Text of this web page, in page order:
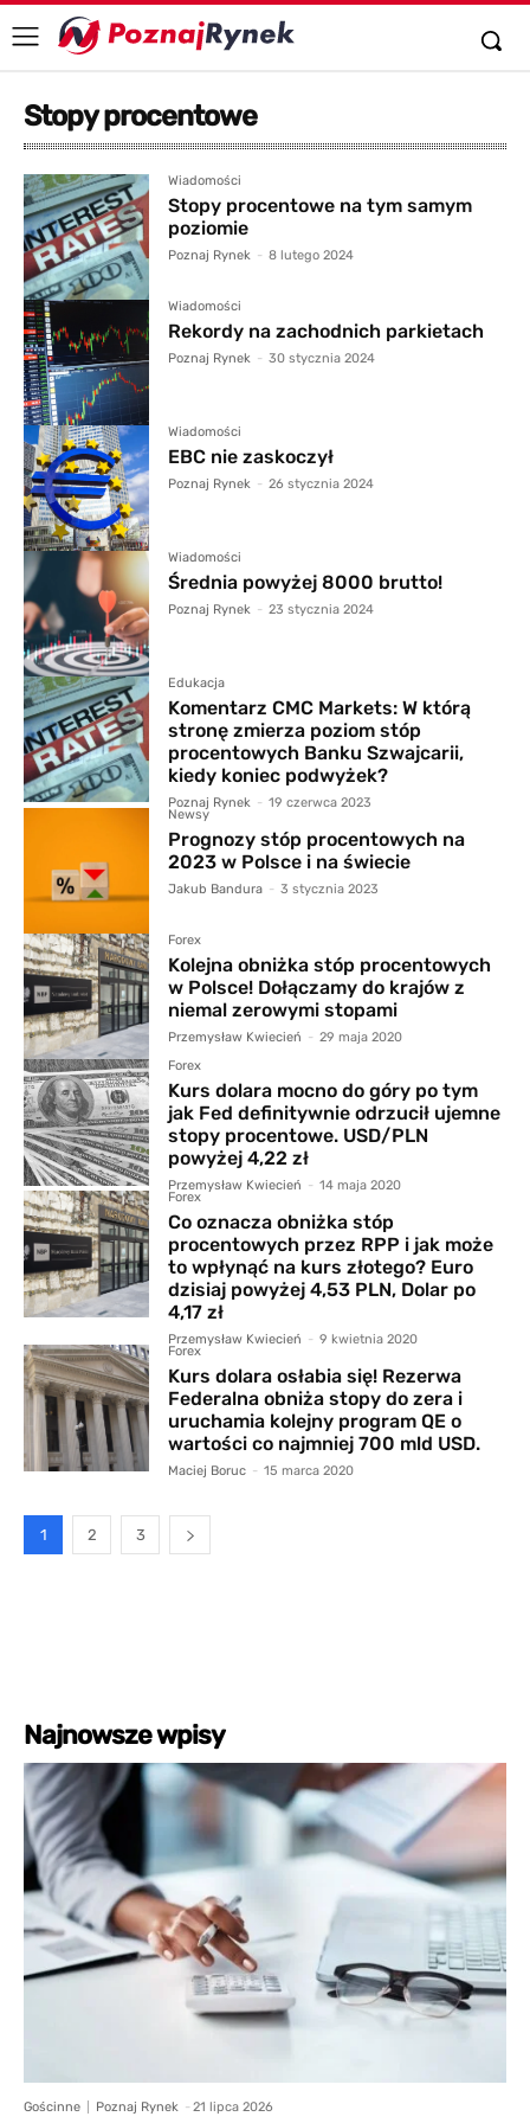
Stopy procentowe
Wiadomości
Stopy procentowe na tym samym
poziomie
Poznaj Rynek - 8 lutego 2024
Wiadomości
Rekordy na zachodnich parkietach
Poznaj Rynek - 30 stycznia 2024
Wiadomości
EBC nie zaskoczył
Poznaj Rynek - 26 stycznia 2024
Wiadomości
Średnia powyżej 8000 brutto!
Poznaj Rynek - 23 stycznia 2024
Edukacja
Komentarz CMC Markets: W którą
stronę zmierza poziom stóp
procentowych Banku Szwajcarii,
kiedy koniec podwyżek?
Poznaj Rynek - 19 czerwca 2023
Newsy
Prognozy stóp procentowych na
2023 w Polsce i na świecie
Jakub Bandura - 3 stycznia 2023
Forex
Kolejna obniżka stóp procentowych
w Polsce! Dołączamy do krajów z
niemal zerowymi stopami
Przemysław Kwiecień - 29 maja 2020
Forex
Kurs dolara mocno do góry po tym
jak Fed definitywnie odrzucił ujemne
stopy procentowe. USD/PLN
powyżej 4,22 zł
Przemysław Kwiecień - 14 maja 2020
Forex
Co oznacza obniżka stóp
procentowych przez RPP i jak może
to wpłynąć na kurs złotego? Euro
dzisiaj powyżej 4,53 PLN, Dolar po
4,17 zł
Przemysław Kwiecień - 9 kwietnia 2020
Forex
Kurs dolara osłabia się! Rezerwa
Federalna obniża stopy do zera i
uruchamia kolejny program QE o
wartości co najmniej 700 mld USD.
Maciej Boruc - 15 marca 2020
1 2 3
Najnowsze wpisy
Gościnne Poznaj Rynek - 21 lipca 2026